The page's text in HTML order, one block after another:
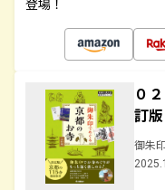
登場！
０
訂版
御朱印